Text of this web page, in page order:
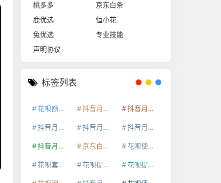
桃多多
京东白条
鹿优选
恒小花
兔优选
专业技能
声明协议
标签列表
花呗额度提升 抖音月付套现24小时接单 抖音月付套现怎么套
抖音月付套现多少手续费 抖音月付套现商家有哪些 抖音月付套现30秒技巧
抖音月付套现最新方法 京东白条额度提升 花呗使用技巧
花呗套取现金最佳方法 花呗提额技巧 花呗提现怎么操作